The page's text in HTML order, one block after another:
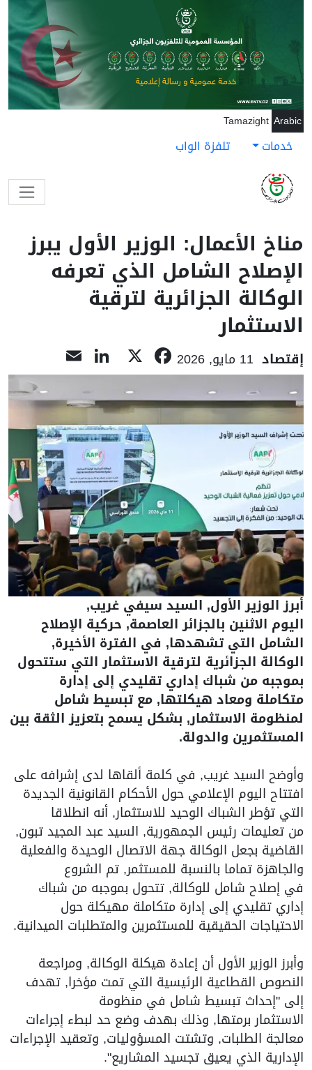
تجاوز إلى المحتوى الرئيسي
Arabic
Tamazight
خدمات تلفزة الواب
مناخ الأعمال: الوزير الأول يبرز
الإصلاح الشامل الذي تعرفه
الوكالة الجزائرية لترقية
الاستثمار
إقتصاد 11 مايو, 2026 Facebook
LinkedIn
أبرز الوزير الأول, السيد سيفي غريب,
اليوم الاثنين بالجزائر العاصمة, حركية الإصلاح
الشامل التي تشهدها, في الفترة الأخيرة,
الوكالة الجزائرية لترقية الاستثمار التي ستتحول
بموجبه من شباك إداري تقليدي إلى إدارة
متكاملة ومعاد هيكلتها, مع تبسيط شامل
لمنظومة الاستثمار, بشكل يسمح بتعزيز الثقة بين
المستثمرين والدولة.
وأوضح السيد غريب, في كلمة ألقاها لدى إشرافه على
افتتاح اليوم الإعلامي حول الأحكام القانونية الجديدة
التي تؤطر الشباك الوحيد للاستثمار, أنه انطلاقا
من تعليمات رئيس الجمهورية, السيد عبد المجيد تبون,
القاضية بجعل الوكالة جهة الاتصال الوحيدة والفعلية
والجاهزة تماما بالنسبة للمستثمر, تم الشروع
في إصلاح شامل للوكالة, تتحول بموجبه من شباك
إداري تقليدي إلى إدارة متكاملة مهيكلة حول
الاحتياجات الحقيقية للمستثمرين والمتطلبات الميدانية.
وأبرز الوزير الأول أن إعادة هيكلة الوكالة, ومراجعة
النصوص القطاعية الرئيسية التي تمت مؤخرا, تهدف
إلى "إحداث تبسيط شامل في منظومة
الاستثمار برمتها, وذلك بهدف وضع حد لبطء إجراءات
معالجة الطلبات, وتشتت المسؤوليات, وتعقيد الإجراءات
الإدارية الذي يعيق تجسيد المشاريع".